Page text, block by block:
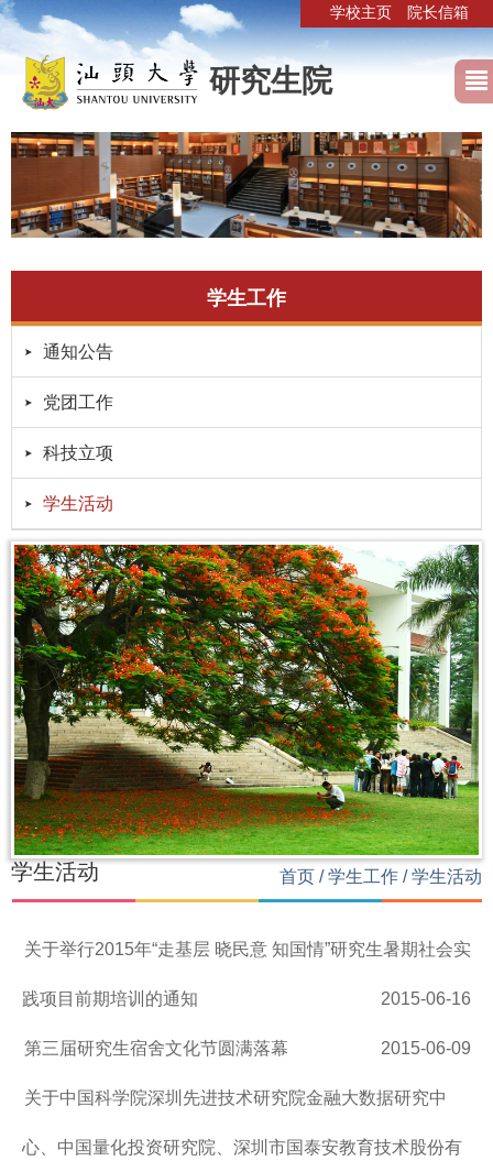
学校主页 院长信箱
研究生院
学生工作
通知公告
党团工作
科技立项
学生活动
学生活动 首页 /学生工作 /学生活动
关于举行2015年“走基层 晓民意 知国情”研究生暑期社会实
践项目前期培训的通知 2015-06-16
第三届研究生宿舍文化节圆满落幕 2015-06-09
关于中国科学院深圳先进技术研究院金融大数据研究中
心、中国量化投资研究院、深圳市国泰安教育技术股份有